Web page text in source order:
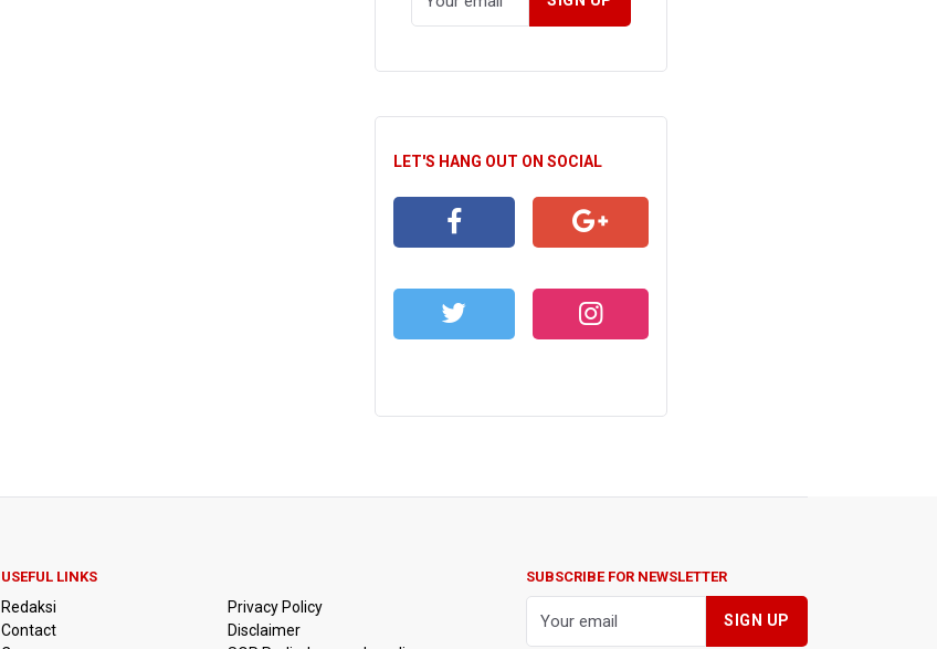
LET'S HANG OUT ON SOCIAL
USEFUL LINKS
Redaksi
Contact
Privacy Policy
Disclaimer
SUBSCRIBE FOR NEWSLETTER